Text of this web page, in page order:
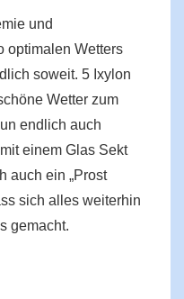
und
optimalen Wetters
soweit. 5 Ixylon
Wetter zum
endlich auch
einem Glas Sekt
auch ein „Prost
sich alles weiterhin
gemacht.